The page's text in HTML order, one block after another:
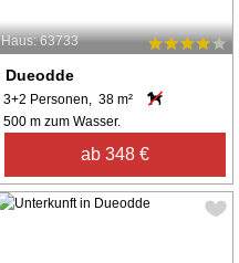
Haus: 63733
Dueodde
3+2 Personen, 38 m²
500 m zum Wasser.
ab 348 €